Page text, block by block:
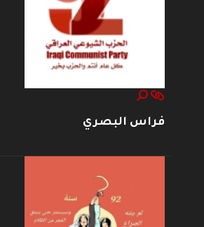
فراس البصري